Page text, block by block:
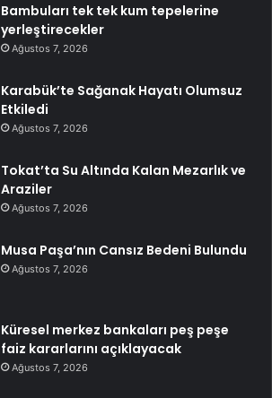
Bambuları tek tek kum tepelerine
yerleştirecekler
Ağustos 7, 2026
Karabük’te Sağanak Hayatı Olumsuz
Etkiledi
Ağustos 7, 2026
Tokat’ta Su Altında Kalan Mezarlık ve
Araziler
Ağustos 7, 2026
Musa Paşa’nın Cansız Bedeni Bulundu
Ağustos 7, 2026
Küresel merkez bankaları peş peşe
faiz kararlarını açıklayacak
Ağustos 7, 2026